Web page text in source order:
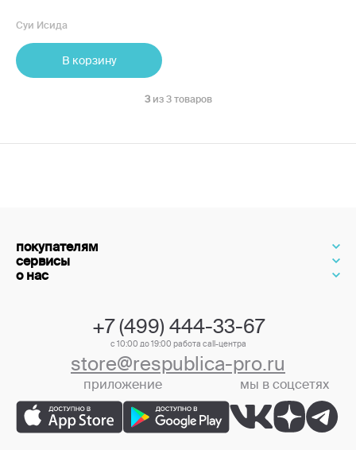
Суи Исида
В корзину
3 из 3 товаров
покупателям
сервисы
о нас
+7 (499) 444-33-67
с 10:00 до 19:00 работа call-центра
store@respublica-pro.ru
приложение мы в соцсетях